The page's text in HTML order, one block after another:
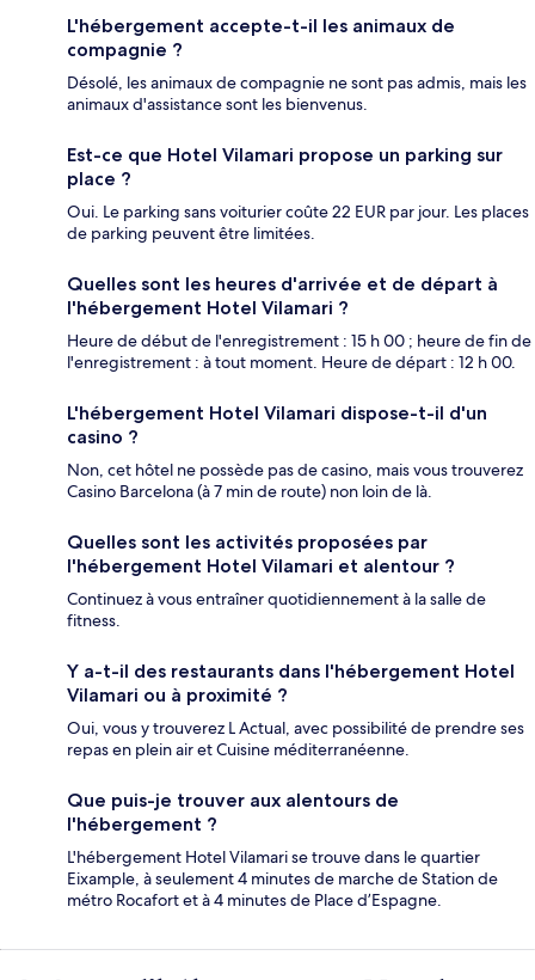
L'hébergement accepte-t-il les animaux de
compagnie ?
Désolé, les animaux de compagnie ne sont pas admis, mais les
animaux d'assistance sont les bienvenus.
Est-ce que Hotel Vilamari propose un parking sur
place ?
Oui. Le parking sans voiturier coûte 22 EUR par jour. Les places
de parking peuvent être limitées.
Quelles sont les heures d'arrivée et de départ à
l'hébergement Hotel Vilamari ?
Heure de début de l'enregistrement : 15 h 00 ; heure de fin de
l'enregistrement : à tout moment. Heure de départ : 12 h 00.
L'hébergement Hotel Vilamari dispose-t-il d'un
casino ?
Non, cet hôtel ne possède pas de casino, mais vous trouverez
Casino Barcelona (à 7 min de route) non loin de là.
Quelles sont les activités proposées par
l'hébergement Hotel Vilamari et alentour ?
Continuez à vous entraîner quotidiennement à la salle de
fitness.
Y a-t-il des restaurants dans l'hébergement Hotel
Vilamari ou à proximité ?
Oui, vous y trouverez L Actual, avec possibilité de prendre ses
repas en plein air et Cuisine méditerranéenne.
Que puis-je trouver aux alentours de
l'hébergement ?
L'hébergement Hotel Vilamari se trouve dans le quartier
Eixample, à seulement 4 minutes de marche de Station de
métro Rocafort et à 4 minutes de Place d’Espagne.